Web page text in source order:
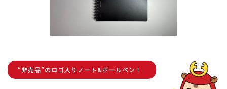
“非売品”のロゴ入りノート&ボールペン！